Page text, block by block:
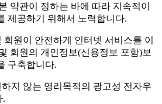
약관이 정하는 바에 따라 지속적이
제공하기 위해서 노력합니다.
원이 안전하게 인터넷 서비스를 이
회원의 개인정보(신용정보 포함)보
구축합니다.
지 않는 영리목적의 광고성 전자우
.